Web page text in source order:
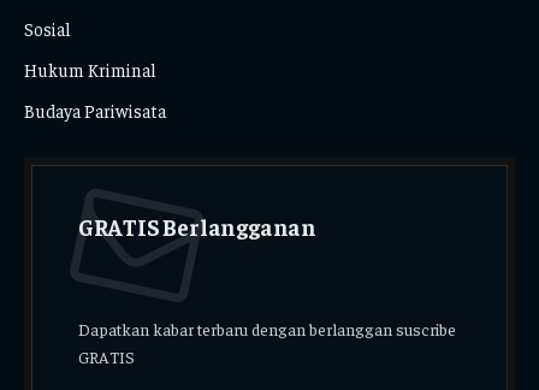
Sosial
Hukum Kriminal
Budaya Pariwisata
GRATIS Berlangganan
Dapatkan kabar terbaru dengan berlanggan suscribe
GRATIS